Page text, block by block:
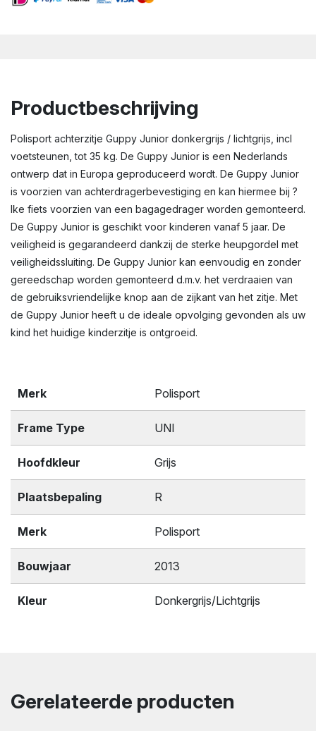
Productbeschrijving
Polisport achterzitje Guppy Junior donkergrijs / lichtgrijs, incl
voetsteunen, tot 35 kg. De Guppy Junior is een Nederlands
ontwerp dat in Europa geproduceerd wordt. De Guppy Junior
is voorzien van achterdragerbevestiging en kan hiermee bij ?
lke fiets voorzien van een bagagedrager worden gemonteerd.
De Guppy Junior is geschikt voor kinderen vanaf 5 jaar. De
veiligheid is gegarandeerd dankzij de sterke heupgordel met
veiligheidssluiting. De Guppy Junior kan eenvoudig en zonder
gereedschap worden gemonteerd d.m.v. het verdraaien van
de gebruiksvriendelijke knop aan de zijkant van het zitje. Met
de Guppy Junior heeft u de ideale opvolging gevonden als uw
kind het huidige kinderzitje is ontgroeid.
Merk Polisport
Frame Type UNI
Hoofdkleur Grijs
Plaatsbepaling R
Merk Polisport
Bouwjaar 2013
Kleur Donkergrijs/Lichtgrijs
Gerelateerde producten